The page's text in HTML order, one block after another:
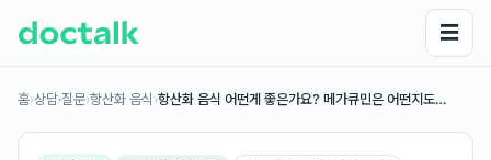
☰
홈›상담·질문›항산화 음식 ›항산화 음식 어떤게 좋은가요? 메가큐민은 어떤지도…